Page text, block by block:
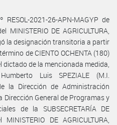
2021-26-APN-MAGYP de
DE AGRICULTURA,
la designación transitoria a partir
de CIENTO OCHENTA (180)
de la mencionada medida,
Luis SPEZIALE (M.I.
la Dirección de Administración
Dirección General de Programas y
de la SUBSECRETARÍA DE
DE AGRICULTURA,